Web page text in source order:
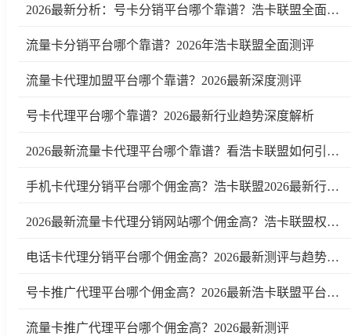
2026最新分析：号卡分销平台哪个靠谱？浩卡联盟全面测评
流量卡分销平台哪个靠谱？2026年浩卡联盟全面测评
流量卡代理加盟平台哪个靠谱？2026最新深度测评
号卡代理平台哪个靠谱？2026最新行业趋势深度解析
2026最新流量卡代理平台哪个靠谱？看浩卡联盟如何引领行业变革
手机卡代理分销平台哪个佣金高？浩卡联盟2026最新行业测评及趋势分析
2026最新流量卡代理分销网站哪个佣金高？浩卡联盟权威测评
电话卡代理分销平台哪个佣金高？2026最新测评与趋势分析
号卡推广代理平台哪个佣金高？2026最新浩卡联盟平台测评与行业分析
流量卡推广代理平台哪个佣金高？2026最新测评